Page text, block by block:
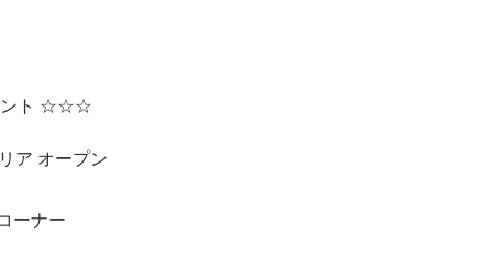
ント ☆☆☆
ア オープン
ーナー